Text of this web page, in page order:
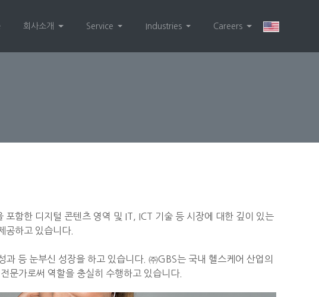
(current)회사소개 Service Industries Careers
함한 디지털 콘텐츠 영역 및 IT, ICT 기술 등 시장에 대한 깊이 있는
공하고 있습니다.
등 눈부신 성장을 하고 있습니다. ㈜GBS는 국내 헬스케어 산업의
문가로써 역할을 충실히 수행하고 있습니다.